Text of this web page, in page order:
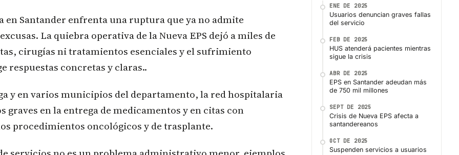
en Santander enfrenta una ruptura que ya no admite
La quiebra operativa de la Nueva EPS dejó a miles de
cirugías ni tratamientos esenciales y el sufrimiento
respuestas concretas y claras..
y en varios municipios del departamento, la red hospitalaria
graves en la entrega de medicamentos y en citas con
procedimientos oncológicos y de trasplante.
ENE DE 2025
Usuarios denuncian graves fallas
del servicio
FEB DE 2025
HUS atenderá pacientes mientras
sigue la crisis
ABR DE 2025
EPS en Santander adeudan más
de 750 mil millones
SEPT DE 2025
Crisis de Nueva EPS afecta a
santandereanos
OCT DE 2025
Suspenden servicios a usuarios